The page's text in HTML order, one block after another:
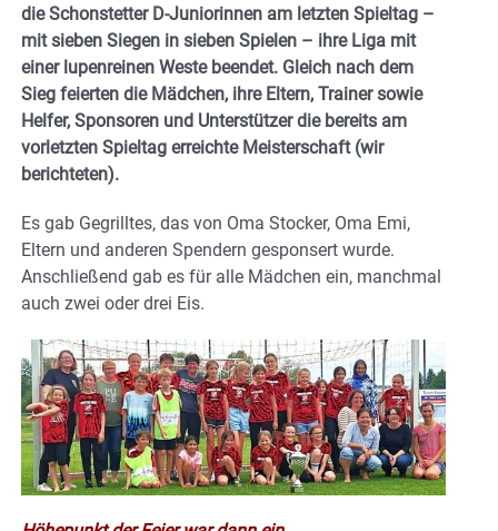
die Schonstetter D-Juniorinnen am letzten Spieltag –
mit sieben Siegen in sieben Spielen – ihre Liga mit
einer lupenreinen Weste beendet. Gleich nach dem
Sieg feierten die Mädchen, ihre Eltern, Trainer sowie
Helfer, Sponsoren und Unterstützer die bereits am
vorletzten Spieltag erreichte Meisterschaft (wir
berichteten).
Es gab Gegrilltes, das von Oma Stocker, Oma Emi,
Eltern und anderen Spendern gesponsert wurde.
Anschließend gab es für alle Mädchen ein, manchmal
auch zwei oder drei Eis.